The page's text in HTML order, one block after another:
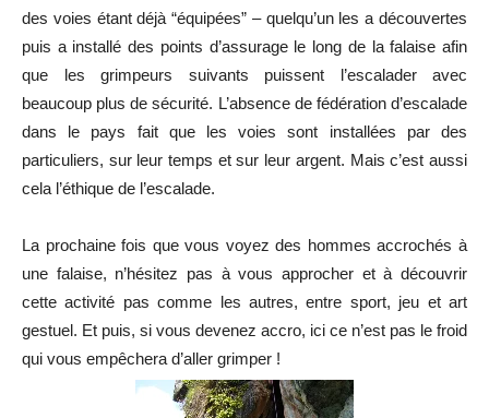
des voies étant déjà “équipées” – quelqu’un les a découvertes
puis a installé des points d’assurage le long de la falaise afin
que les grimpeurs suivants puissent l’escalader avec
beaucoup plus de sécurité. L’absence de fédération d’escalade
dans le pays fait que les voies sont installées par des
particuliers, sur leur temps et sur leur argent. Mais c’est aussi
cela l’éthique de l’escalade.
La prochaine fois que vous voyez des hommes accrochés à
une falaise, n’hésitez pas à vous approcher et à découvrir
cette activité pas comme les autres, entre sport, jeu et art
gestuel. Et puis, si vous devenez accro, ici ce n’est pas le froid
qui vous empêchera d’aller grimper !